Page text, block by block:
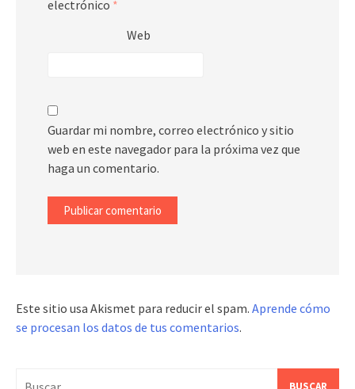
electrónico *
Web
Guardar mi nombre, correo electrónico y sitio
web en este navegador para la próxima vez que
haga un comentario.
Este sitio usa Akismet para reducir el spam. Aprende cómo
se procesan los datos de tus comentarios.